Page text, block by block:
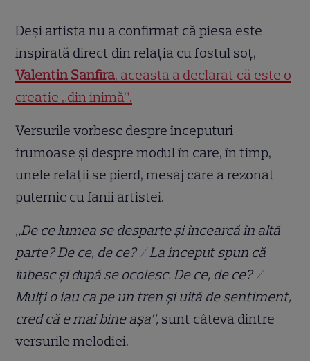
Deși artista nu a confirmat că piesa este
inspirată direct din relația cu fostul soț,
Valentin Sanfira, aceasta a declarat că este o
creație „din inimă”.
Versurile vorbesc despre începuturi
frumoase și despre modul în care, în timp,
unele relații se pierd, mesaj care a rezonat
puternic cu fanii artistei.
„De ce lumea se desparte și încearcă în altă
parte? De ce, de ce? / La început spun că
iubesc și după se ocolesc. De ce, de ce? /
Mulți o iau ca pe un tren și uită de sentiment,
cred că e mai bine așa”, sunt câteva dintre
versurile melodiei.